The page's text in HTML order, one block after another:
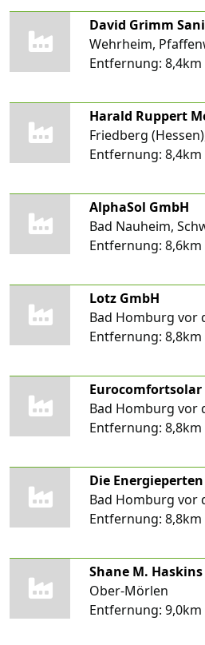
Wehrheim,
Entfernung: 8,4km
Friedberg
Entfernung: 8,4km
AlphaSol GmbH
Bad Nauheim,
Entfernung: 8,6km
Lotz GmbH
Bad Homburg vor
Entfernung: 8,8km
Bad Homburg vor
Entfernung: 8,8km
Bad Homburg vor
Entfernung: 8,8km
Shane M. Haskins
Ober-Mörlen
Entfernung: 9,0km